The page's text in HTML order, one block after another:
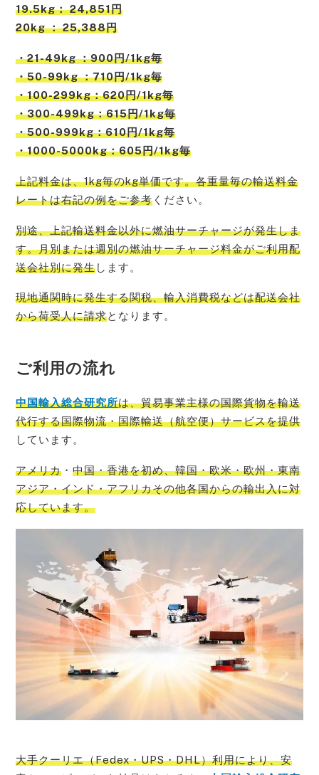
19.5kg： 24,851円
20kg ： 25,388円
・21-49kg ：900円/1kg毎
・50-99kg ：710円/1kg毎
・100-299kg：620円/1kg毎
・300-499kg：615円/1kg毎
・500-999kg：610円/1kg毎
・1000-5000kg：605円/1kg毎
上記料金は、1kg毎のkg単価です。各重量毎の輸送料金
レートは右記の例をご参考 ください。
別途、上記輸送料金以外に燃油サーチャージが発生しま
す。月別または週別の燃油サーチャージ料金がご利用配
送会社別に発生します。
現地通関時に発生する関税、輸入消費税などは配送会社
から荷受人に請求となります。
ご利用の流れ
中国輸入総合研究所は、貿易事業主様の国際貨物を輸送
代行する国際物流・国際輸送（航空便）サービスを提供
しています。
アメリカ ・中国・香港を初め、韓国・欧米・欧州・東南
アジア・インド・アフリカその他各国からの輸出入に対
応しています。
大手クーリエ（Fedex・UPS・DHL）利用により、安